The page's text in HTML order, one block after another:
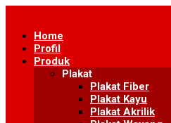
contentHome
Profil
Produk
Plakat
Plakat Fiber
Plakat Kayu
Plakat Akrilik